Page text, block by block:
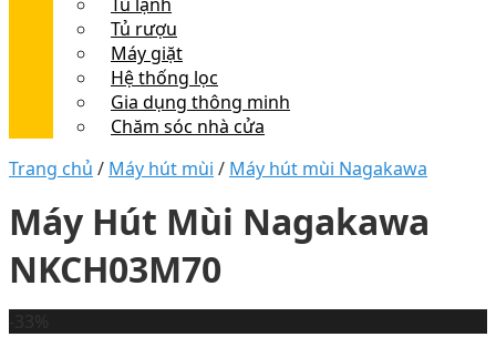
Tủ rượu
Máy giặt
Hệ thống lọc
Gia dụng thông minh
Chăm sóc nhà cửa
Trang chủ / Máy hút mùi / Máy hút mùi Nagakawa
Máy Hút Mùi Nagakawa
NKCH03M70